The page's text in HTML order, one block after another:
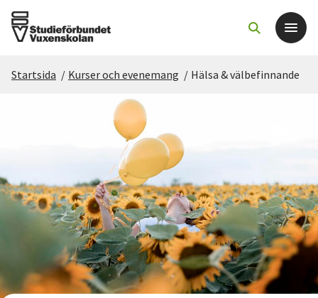
Sök kurser och evenemang
Om SV
Starta studiecirkel
Cirkelledare
Startsida / Kurser och evenemang / Hälsa & välbefinnande